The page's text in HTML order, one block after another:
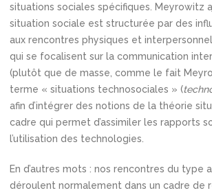
situations sociales spécifiques. Meyrowitz
situation sociale est structurée par des
aux rencontres physiques et
qui se focalisent sur la communication
(plutôt que de masse, comme le fait
terme « situations technosociales » (
afin d’intégrer des notions de la théorie
cadre qui permet d’assimiler les rapports
l’utilisation des technologies.
En d’autres mots : nos rencontres du type
déroulent normalement dans un cadre de